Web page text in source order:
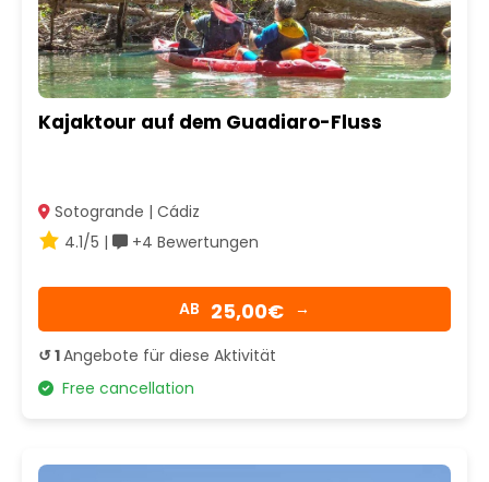
Kajaktour auf dem Guadiaro-Fluss
Sotogrande | Cádiz
4.1/5 |
+4 Bewertungen
AB 25,00€ →
↺ 1Angebote für diese Aktivität
Free cancellation